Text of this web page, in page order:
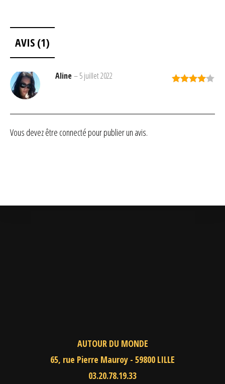
AVIS (1)
Aline–5 juillet 2022
Vous devez être connecté pour publier un avis.
AUTOUR DU MONDE
65, rue Pierre Mauroy - 59800 LILLE
03.20.78.19.33